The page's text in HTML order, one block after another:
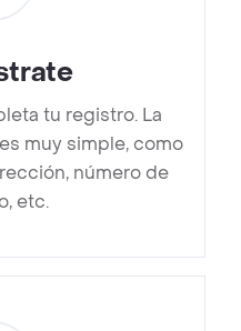
tu registro. La
muy simple, como
número de
etc.